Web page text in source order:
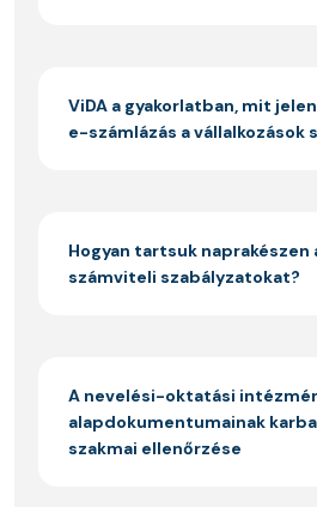
ViDA a gyakorlatban, mit
e-számlázás a vállalkozások
Hogyan tartsuk naprakészen
számviteli szabályzatokat?
A nevelési-oktatási
alapdokumentumainak
szakmai ellenőrzése